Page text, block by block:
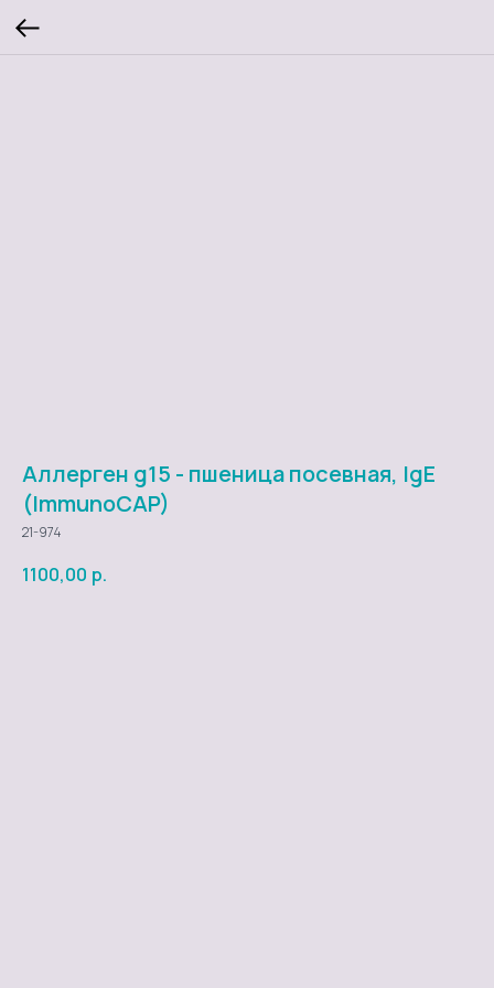
Аллерген g15 - пшеница посевная, IgE
(ImmunoCAP)
21-974
1100,00 р.